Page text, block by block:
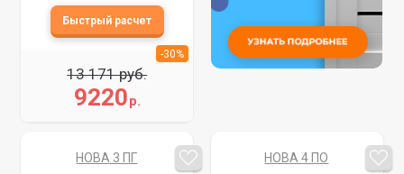
9220р.
13 171 руб.
-30%
НОВА 3 ПГ НОВА 4 ПО